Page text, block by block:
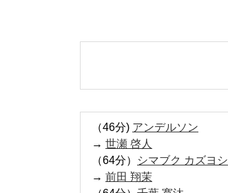
（46分) アンデルソン
→ 世瀬 啓人
（64分）
シマブク カズヨシ
→ 前田 翔茉